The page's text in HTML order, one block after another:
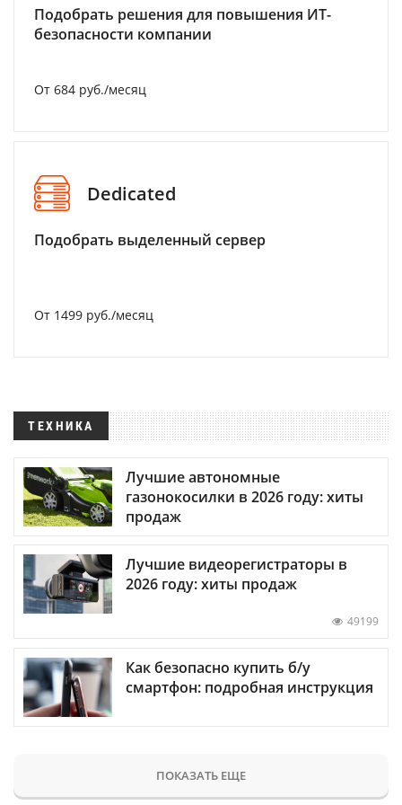
Подобрать решения для повышения ИТ-
безопасности компании
От 684 руб./месяц
Dedicated
Подобрать выделенный сервер
От 1499 руб./месяц
ТЕХНИКА
Лучшие автономные
газонокосилки в 2026 году: хиты
продаж
Лучшие видеорегистраторы в
2026 году: хиты продаж
49199
Как безопасно купить б/у
смартфон: подробная инструкция
ПОКАЗАТЬ ЕЩЕ